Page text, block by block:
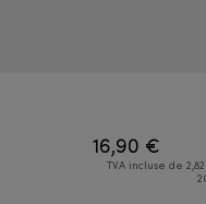
16,90 €
TVA incluse de